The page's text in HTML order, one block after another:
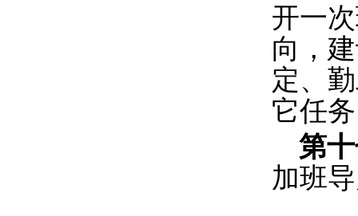
开一
向，
定、
它任
第
加班